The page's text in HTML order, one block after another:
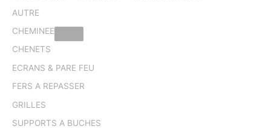
AUTRE
CHEMINEE
CHENETS
ECRANS & PARE FEU
FERS A REPASSER
GRILLES
SUPPORTS A BUCHES